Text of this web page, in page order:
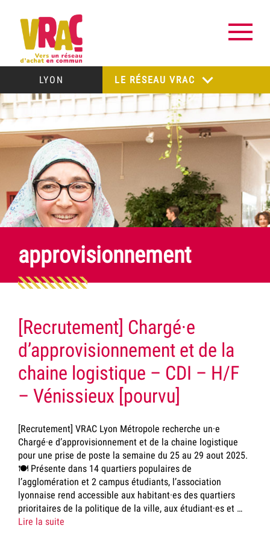
LYON LE RÉSEAU VRAC
approvisionnement
[Recrutement] Chargé·e
d’approvisionnement et de la
chaine logistique – CDI – H/F
– Vénissieux [pourvu]
[Recrutement] VRAC Lyon Métropole recherche un·e
Chargé·e d’approvisionnement et de la chaine logistique
pour une prise de poste la semaine du 25 au 29 aout 2025.
🍽️ Présente dans 14 quartiers populaires de
l’agglomération et 2 campus étudiants, l’association
lyonnaise rend accessible aux habitant·es des quartiers
prioritaires de la politique de la ville, aux étudiant·es et …
Lire la suite